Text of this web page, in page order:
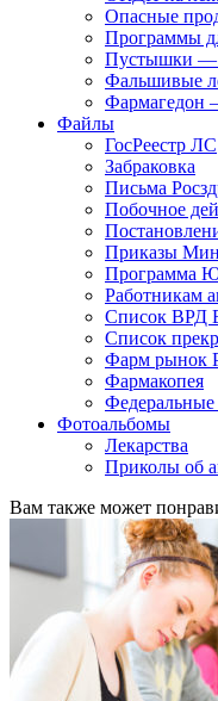
Опасные
Программы
Пустышки —
Фальшивые
Фармагедон
Файлы
ГосРеестр ЛС
Забраковка
Письма
Побочное
Приказы
Программа
Работникам
Список ВРД
Список
Фарм рынок
Фармакопея
Федеральные
Фотоальбомы
Лекарства
Приколы об
Вам также может